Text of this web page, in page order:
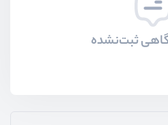
ثبت‌نشده